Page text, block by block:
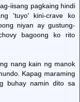
iisang pagkaing hindi
'tuyo' kini-crave ko
niyan ay gustung-
bagoong ko rito
nang kain ng manok
Kapag maraming
buhay namin dito sa